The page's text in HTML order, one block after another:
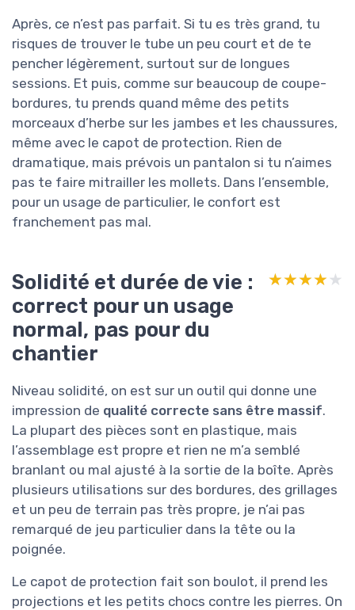
Après, ce n’est pas parfait. Si tu es très grand, tu
risques de trouver le tube un peu court et de te
pencher légèrement, surtout sur de longues
sessions. Et puis, comme sur beaucoup de coupe-
bordures, tu prends quand même des petits
morceaux d’herbe sur les jambes et les chaussures,
même avec le capot de protection. Rien de
dramatique, mais prévois un pantalon si tu n’aimes
pas te faire mitrailler les mollets. Dans l’ensemble,
pour un usage de particulier, le confort est
franchement pas mal.
Solidité et durée de vie :
correct pour un usage
normal, pas pour du
chantier
★★★★★
★★★★★
Niveau solidité, on est sur un outil qui donne une
impression de qualité correcte sans être massif.
La plupart des pièces sont en plastique, mais
l’assemblage est propre et rien ne m’a semblé
branlant ou mal ajusté à la sortie de la boîte. Après
plusieurs utilisations sur des bordures, des grillages
et un peu de terrain pas très propre, je n’ai pas
remarqué de jeu particulier dans la tête ou la
poignée.
Le capot de protection fait son boulot, il prend les
projections et les petits chocs contre les pierres. On